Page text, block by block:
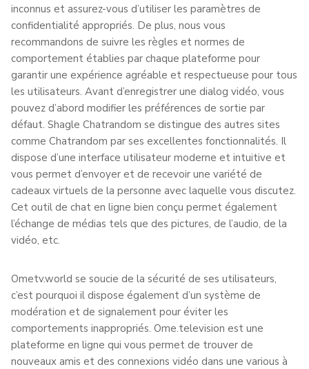
inconnus et assurez-vous d’utiliser les paramètres de
confidentialité appropriés. De plus, nous vous
recommandons de suivre les règles et normes de
comportement établies par chaque plateforme pour
garantir une expérience agréable et respectueuse pour tous
les utilisateurs. Avant d’enregistrer une dialog vidéo, vous
pouvez d’abord modifier les préférences de sortie par
défaut. Shagle Chatrandom se distingue des autres sites
comme Chatrandom par ses excellentes fonctionnalités. Il
dispose d’une interface utilisateur moderne et intuitive et
vous permet d’envoyer et de recevoir une variété de
cadeaux virtuels de la personne avec laquelle vous discutez.
Cet outil de chat en ligne bien conçu permet également
l’échange de médias tels que des pictures, de l’audio, de la
vidéo, etc.
Ometv.world se soucie de la sécurité de ses utilisateurs,
c’est pourquoi il dispose également d’un système de
modération et de signalement pour éviter les
comportements inappropriés. Ome.television est une
plateforme en ligne qui vous permet de trouver de
nouveaux amis et des connexions vidéo dans une various à